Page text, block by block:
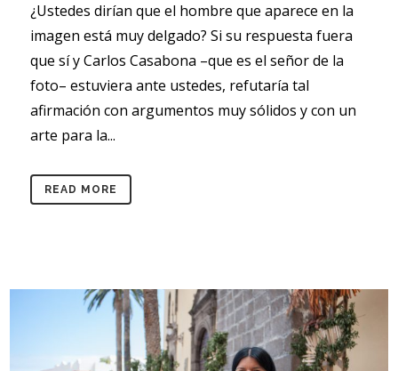
¿Ustedes dirían que el hombre que aparece en la
imagen está muy delgado? Si su respuesta fuera
que sí y Carlos Casabona –que es el señor de la
foto– estuviera ante ustedes, refutaría tal
afirmación con argumentos muy sólidos y con un
arte para la...
READ MORE